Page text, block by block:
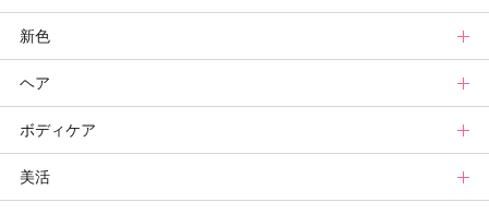
ニュース
スキンケアまとめ
スキンケア診断
メイクトップ
ニュース
メイクまとめ
ベースメイクカタログ
新色
新色トップ
クリスマスコフレ
秋新色
ヘア
ヘアトップ
ニュース
ボディケア
ボディケアトップ
美活